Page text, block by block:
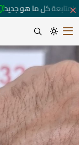
كل ما هو جديد